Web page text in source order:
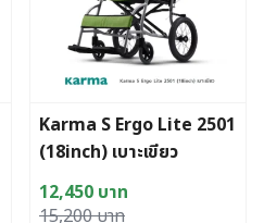
options
on
the
product
page
Karma S Ergo Lite 2501
(18inch) เบาะเขียว
15,200บาท
Original
12,450 บาท
Current